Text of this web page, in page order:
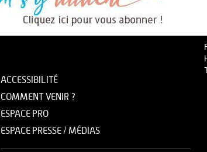
ACCESSIBILITÉ
COMMENT VENIR ?
ESPACE PRO
ESPACE PRESSE / MÉDIAS